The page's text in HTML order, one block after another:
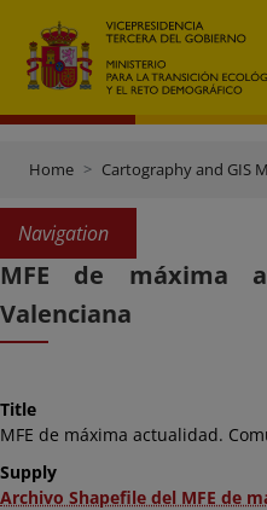
Home Cartography and GIS
Navigation
MFE de máxima
Valenciana
Title
MFE de máxima actualidad.
Supply
Archivo Shapefile del MFE de